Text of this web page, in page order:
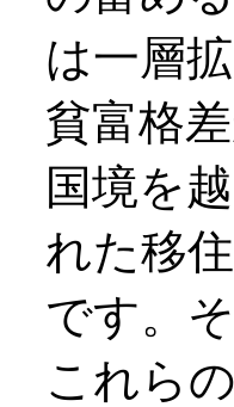
は一層
貧富格
国境を
れた移
です。
これら